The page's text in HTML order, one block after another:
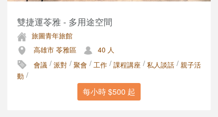
雙捷運苓雅 - 多用途空間
旅圖青年旅館
高雄市 苓雅區
40 人
會議 / 派對 / 聚會 / 工作 / 課程講座 / 私人談話 / 親子活
動 /
每小時 $500 起